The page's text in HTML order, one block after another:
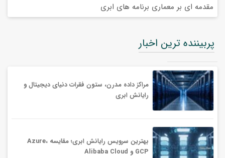
مقدمه ای بر معماری برنامه های ابری
پربیننده ترین اخبار
مراکز داده مدرن، ستون فقرات دنیای دیجیتال و
رایانش ابری
بهترین سرویس‌ رایانش ابری؛ مقایسه Azure،
GCP و Alibaba Cloud